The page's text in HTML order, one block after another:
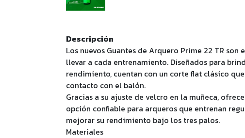
Descripción
Los nuevos Guantes de Arquero Prime 22 TR
llevar a cada entrenamiento. Diseñados para
rendimiento, cuentan con un corte flat clásico
contacto con el balón.
Gracias a su ajuste de velcro en la muñeca,
opción confiable para arqueros que entrenan
mejorar su rendimiento bajo los tres palos.
Materiales